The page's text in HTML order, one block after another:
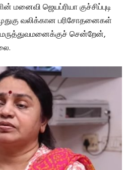
மனைவி ஜெயப்ரியா குச்சிப்புடி
வலிக்கான பரிசோதனைகள்
மருத்துவமனைக்குச் சென்றேன்,